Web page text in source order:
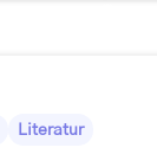
Literatur